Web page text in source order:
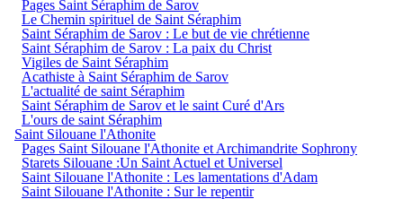
Pages Saint Séraphim de Sarov
Le Chemin spirituel de Saint Séraphim
Saint Séraphim de Sarov : Le but de vie chrétienne
Saint Séraphim de Sarov : La paix du Christ
Vigiles de Saint Séraphim
Acathiste à Saint Séraphim de Sarov
L'actualité de saint Séraphim
Saint Séraphim de Sarov et le saint Curé d'Ars
L'ours de saint Séraphim
Saint Silouane l'Athonite
Pages Saint Silouane l'Athonite et Archimandrite Sophrony
Starets Silouane :Un Saint Actuel et Universel
Saint Silouane l'Athonite : Les lamentations d'Adam
Saint Silouane l'Athonite : Sur le repentir